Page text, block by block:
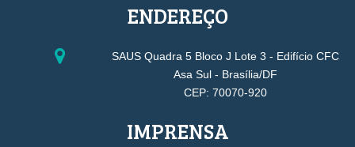
ENDEREÇO
SAUS Quadra 5 Bloco J Lote 3 - Edifício CFC
Asa Sul - Brasília/DF
CEP: 70070-920
IMPRENSA